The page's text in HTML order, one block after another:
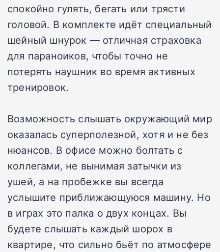
спокойно гулять, бегать или трясти
головой. В комплекте идёт специальный
шейный шнурок — отличная страховка
для параноиков, чтобы точно не
потерять наушник во время активных
тренировок.
Возможность слышать окружающий мир
оказалась суперполезной, хотя и не без
нюансов. В офисе можно болтать с
коллегами, не вынимая затычки из
ушей, а на пробежке вы всегда
услышите приближающуюся машину. Но
в играх это палка о двух концах. Вы
будете слышать каждый шорох в
квартире, что сильно бьёт по атмосфере